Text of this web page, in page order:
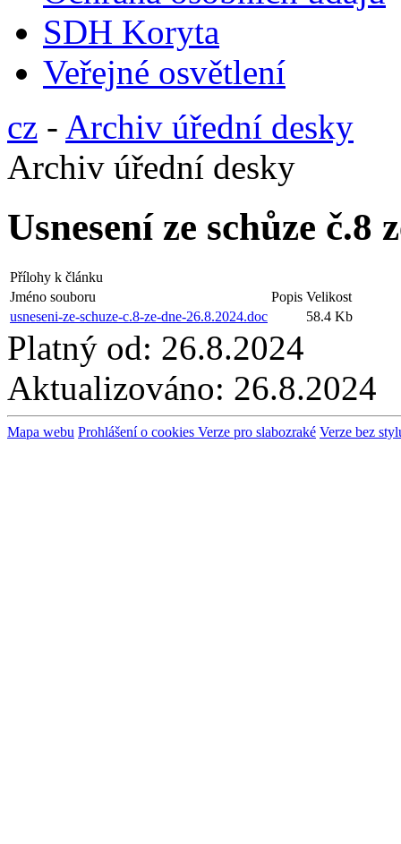
SDH Koryta
Veřejné osvětlení
cz - Archiv úřední desky
Archiv úřední desky
Usnesení ze schůze č.8
Přílohy k článku
Jméno souboru
Popis Velikost
usneseni-ze-schuze-c.8-ze-dne-26.8.2024.doc
58.4 Kb
Platný od: 26.8.2024
Aktualizováno: 26.8.2024
Mapa webu Prohlášení o cookies Verze pro slabozraké Verze bez